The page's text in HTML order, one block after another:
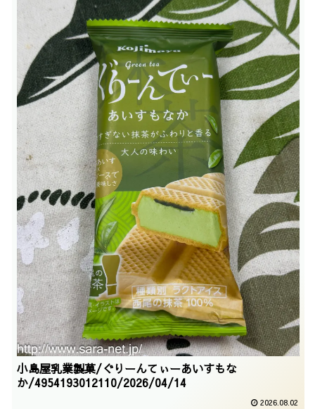
小島屋乳業製菓/ぐりーんてぃーあいすもな
か/4954193012110/2026/04/14
2026.08.02